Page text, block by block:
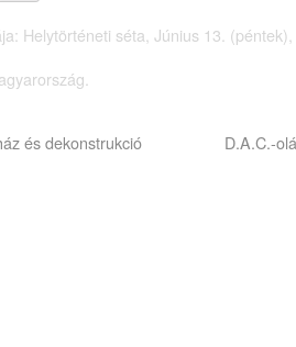
Helytörténeti séta, Június 13. (péntek),
.
és dekonstrukció D.A.C.-